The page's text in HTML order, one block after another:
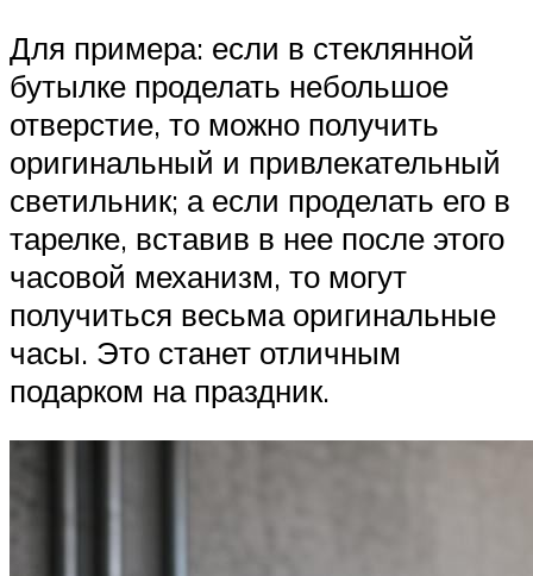
Для примера: если в стеклянной
бутылке проделать небольшое
отверстие, то можно получить
оригинальный и привлекательный
светильник; а если проделать его в
тарелке, вставив в нее после этого
часовой механизм, то могут
получиться весьма оригинальные
часы. Это станет отличным
подарком на праздник.